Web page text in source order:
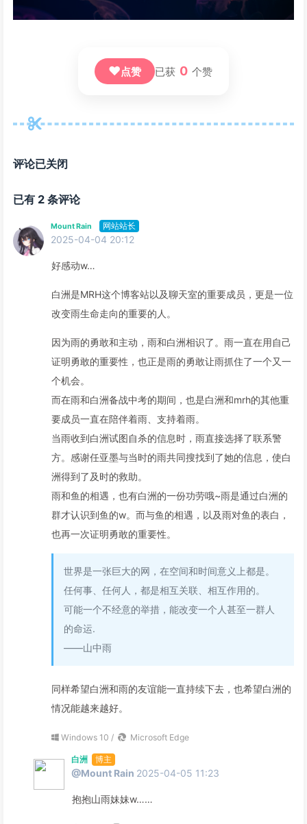
❤点赞 已获 0 个赞
评论已关闭
已有 2 条评论
Mount Rain 网站站长
2025-04-04 20:12
好感动w…
白洲是MRH这个博客站以及聊天室的重要成员，更是一位
改变雨生命走向的重要的人。
因为雨的勇敢和主动，雨和白洲相识了。雨一直在用自己
证明勇敢的重要性，也正是雨的勇敢让雨抓住了一个又一
个机会。
而在雨和白洲备战中考的期间，也是白洲和mrh的其他重
要成员一直在陪伴着雨、支持着雨。
当雨收到白洲试图自杀的信息时，雨直接选择了联系警
方。感谢任亚墨与当时的雨共同搜找到了她的信息，使白
洲得到了及时的救助。
雨和鱼的相遇，也有白洲的一份功劳哦~雨是通过白洲的
群才认识到鱼的w。而与鱼的相遇，以及雨对鱼的表白，
也再一次证明勇敢的重要性。
世界是一张巨大的网，在空间和时间意义上都是。
任何事、任何人，都是相互关联、相互作用的。
可能一个不经意的举措，能改变一个人甚至一群人
的命运.
——山中雨
同样希望白洲和雨的友谊能一直持续下去，也希望白洲的
情况能越来越好。
Windows 10 / Microsoft Edge
白洲 博主
@Mount Rain 2025-04-05 11:23
抱抱山雨妹妹w……